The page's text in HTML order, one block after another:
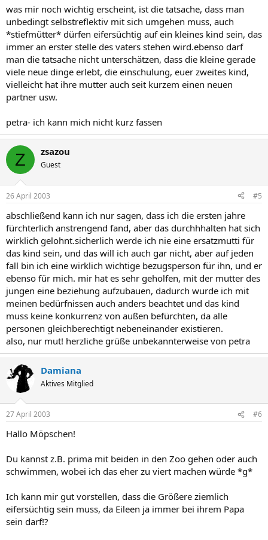
was mir noch wichtig erscheint, ist die tatsache, dass man
unbedingt selbstreflektiv mit sich umgehen muss, auch
*stiefmütter* dürfen eifersüchtig auf ein kleines kind sein, das
immer an erster stelle des vaters stehen wird.ebenso darf
man die tatsache nicht unterschätzen, dass die kleine gerade
viele neue dinge erlebt, die einschulung, euer zweites kind,
vielleicht hat ihre mutter auch seit kurzem einen neuen
partner usw.
petra- ich kann mich nicht kurz fassen
Z zsazou
Guest
26 April 2003 #5
abschließend kann ich nur sagen, dass ich die ersten jahre
fürchterlich anstrengend fand, aber das durchhhalten hat sich
wirklich gelohnt.sicherlich werde ich nie eine ersatzmutti für
das kind sein, und das will ich auch gar nicht, aber auf jeden
fall bin ich eine wirklich wichtige bezugsperson für ihn, und er
ebenso für mich. mir hat es sehr geholfen, mit der mutter des
jungen eine beziehung aufzubauen, dadurch wurde ich mit
meinen bedürfnissen auch anders beachtet und das kind
muss keine konkurrenz von außen befürchten, da alle
personen gleichberechtigt nebeneinander existieren.
also, nur mut! herzliche grüße unbekannterweise von petra
Damiana
Aktives Mitglied
27 April 2003 #6
Hallo Möpschen!
Du kannst z.B. prima mit beiden in den Zoo gehen oder auch
schwimmen, wobei ich das eher zu viert machen würde *g*
Ich kann mir gut vorstellen, dass die Größere ziemlich
eifersüchtig sein muss, da Eileen ja immer bei ihrem Papa
sein darf!?